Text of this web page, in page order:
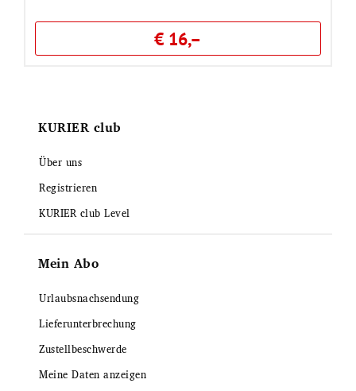
€ 16,–
KURIER club
Über uns
Registrieren
KURIER club Level
Mein Abo
Urlaubsnachsendung
Lieferunterbrechung
Zustellbeschwerde
Meine Daten anzeigen